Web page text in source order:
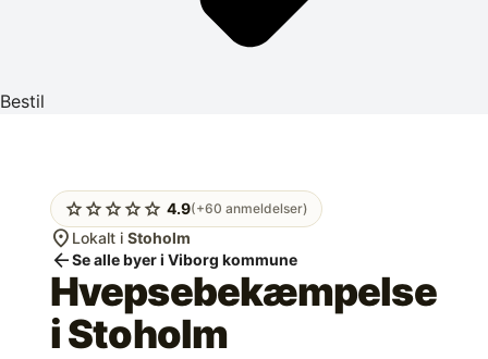
Bestil
starstarstarstarstar 4.9(+60 anmeldelser)
location_on Lokalt i Stoholm
arrow_backSe alle byer i Viborg kommune
Hvepsebekæmpelse
iStoholm